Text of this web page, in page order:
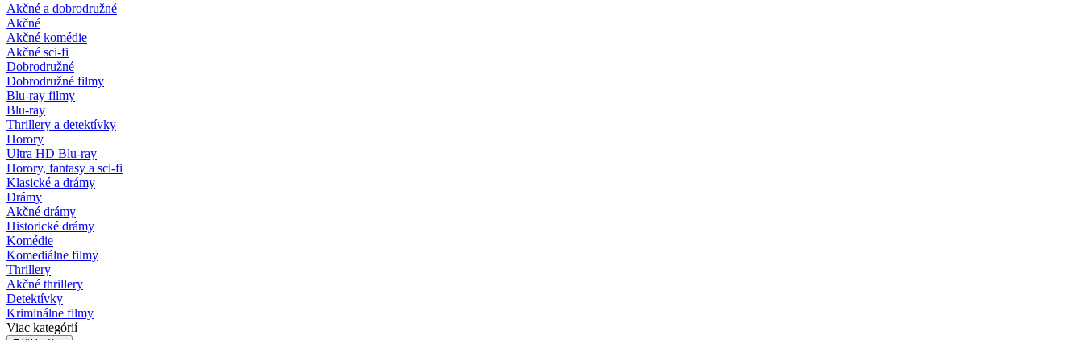
Akčné a dobrodružné
Akčné
Akčné komédie
Akčné sci-fi
Dobrodružné
Dobrodružné filmy
Blu-ray filmy
Blu-ray
Thrillery a detektívky
Horory
Ultra HD Blu-ray
Horory, fantasy a sci-fi
Klasické a drámy
Drámy
Akčné drámy
Historické drámy
Komédie
Komediálne filmy
Thrillery
Akčné thrillery
Detektívky
Kriminálne filmy
Viac kategórií